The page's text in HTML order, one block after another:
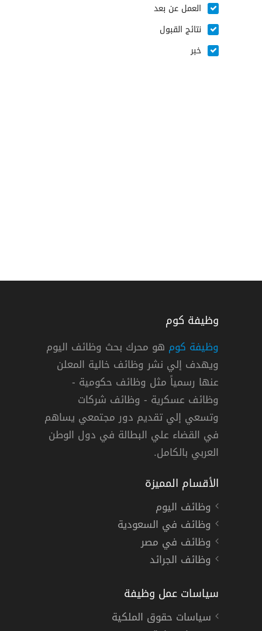
العمل عن بعد
نتائج القبول
خبر
وظيفة كوم
وظيفة كوم هو محرك بحث وظائف اليوم
ويهدف إلي نشر وظائف خالية المعلن
عنها رسمياً مثل وظائف حكومية -
وظائف عسكرية - وظائف شركات
وتسعي إلي تقديم دور مجتمعي يساهم
في القضاء علي البطالة في دول الوطن
العربي بالكامل.
الأقسام المميزة
وظائف اليوم
وظائف في السعودية
وظائف في مصر
وظائف الجرائد
سياسات عمل وظيفة
سياسات حقوق الملكية